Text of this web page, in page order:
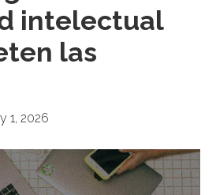
intelectual
las
1, 2026